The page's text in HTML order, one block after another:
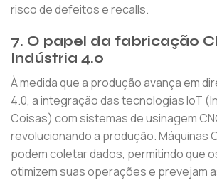
risco de defeitos e recalls.
7. O papel da fabricação
Indústria 4.0
À medida que a produção avança em
4.0, a integração das tecnologias IoT
Coisas) com sistemas de usinagem
revolucionando a produção. Máquinas
podem coletar dados, permitindo que
otimizem suas operações e prevejam